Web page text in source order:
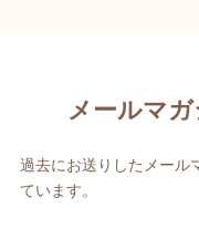
メールマ
過去にお送りしたメール
ています。